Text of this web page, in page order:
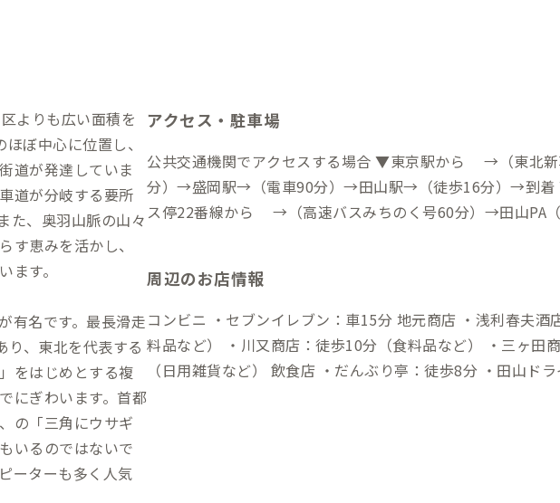
よりも広い面積を
ぼ中心に位置し、
道が発達していま
道が分岐する要所
た、奥羽山脈の山々
す恵みを活かし、
ます。
有名です。最長滑走
り、東北を代表する
をはじめとする複
にぎわいます。首都
の「三角にウサギ
いるのではないで
ーターも多く人気
アクセス・駐車場
公共交通機関でアクセスする場合 ▼東京駅から →（東北新
分）→盛岡駅→（電車90分）→田山駅→（徒歩16分）→到着
ス停22番線から →（高速バスみちのく号60分）→田山PA
（一般道15分）→到着 ▼岩手花巻空港から →（リムジン
駅前（→徒歩1分）→盛岡駅西口バス停22番線→（高速バスみ
→田山PA（徒歩4分）→到着 ・冬季（11月中旬～3月下旬）は雪が降るため、
車でのアクセスの場合はスタッドレスタイヤを装着した上で
また、防寒対策として、イヤーマフや手袋、重ね着をするこ
れたものとなります。雪が降る冬季はより時間がかかる恐れ
周辺のお店情報
コンビニ ・セブンイレブン：車15分 地元商店 ・浅利春夫酒店：徒歩10分（食
料品など） ・川又商店：徒歩10分（食料品など） ・三ヶ田
（日用雑貨など） 飲食店 ・だんぶり亭：徒歩8分 ・田山ドライブイン：徒歩1
（大人210円、60歳以上は100円で入浴可、桜や紅葉も楽し